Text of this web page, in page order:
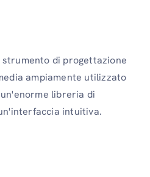
strumento di progettazione
ampiamente utilizzato
libreria di
intuitiva.